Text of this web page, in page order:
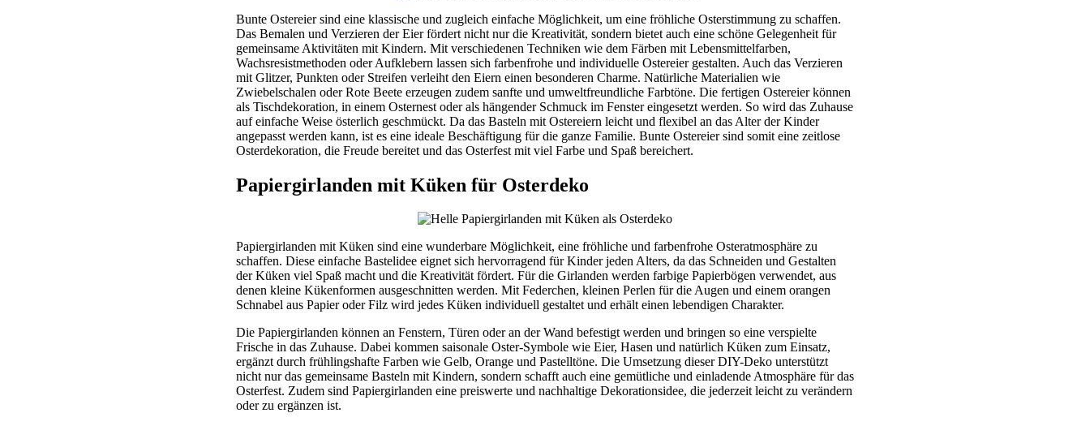
Bunte Ostereier sind eine klassische und zugleich einfache Möglichkeit, um eine fröhliche Osterstimmung zu schaffen.
Das Bemalen und Verzieren der Eier fördert nicht nur die Kreativität, sondern bietet auch eine schöne Gelegenheit für
gemeinsame Aktivitäten mit Kindern. Mit verschiedenen Techniken wie dem Färben mit Lebensmittelfarben,
Wachsresistmethoden oder Aufklebern lassen sich farbenfrohe und individuelle Ostereier gestalten. Auch das Verzieren
mit Glitzer, Punkten oder Streifen verleiht den Eiern einen besonderen Charme. Natürliche Materialien wie
Zwiebelschalen oder Rote Beete erzeugen zudem sanfte und umweltfreundliche Farbtöne. Die fertigen Ostereier können
als Tischdekoration, in einem Osternest oder als hängender Schmuck im Fenster eingesetzt werden. So wird das Zuhause
auf einfache Weise österlich geschmückt. Da das Basteln mit Ostereiern leicht und flexibel an das Alter der Kinder
angepasst werden kann, ist es eine ideale Beschäftigung für die ganze Familie. Bunte Ostereier sind somit eine zeitlose
Osterdekoration, die Freude bereitet und das Osterfest mit viel Farbe und Spaß bereichert.
Papiergirlanden mit Küken für Osterdeko
Papiergirlanden mit Küken sind eine wunderbare Möglichkeit, eine fröhliche und farbenfrohe Osteratmosphäre zu
schaffen. Diese einfache Bastelidee eignet sich hervorragend für Kinder jeden Alters, da das Schneiden und Gestalten
der Küken viel Spaß macht und die Kreativität fördert. Für die Girlanden werden farbige Papierbögen verwendet, aus
denen kleine Kükenformen ausgeschnitten werden. Mit Federchen, kleinen Perlen für die Augen und einem orangen
Schnabel aus Papier oder Filz wird jedes Küken individuell gestaltet und erhält einen lebendigen Charakter.
Die Papiergirlanden können an Fenstern, Türen oder an der Wand befestigt werden und bringen so eine verspielte
Frische in das Zuhause. Dabei kommen saisonale Oster-Symbole wie Eier, Hasen und natürlich Küken zum Einsatz,
ergänzt durch frühlingshafte Farben wie Gelb, Orange und Pastelltöne. Die Umsetzung dieser DIY-Deko unterstützt
nicht nur das gemeinsame Basteln mit Kindern, sondern schafft auch eine gemütliche und einladende Atmosphäre für das
Osterfest. Zudem sind Papiergirlanden eine preiswerte und nachhaltige Dekorationsidee, die jederzeit leicht zu verändern
oder zu ergänzen ist.